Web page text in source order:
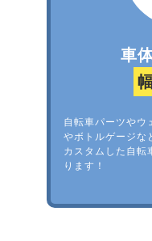
車
自転車パーツやウ
やボトルゲージな
カスタムした自転
ります！